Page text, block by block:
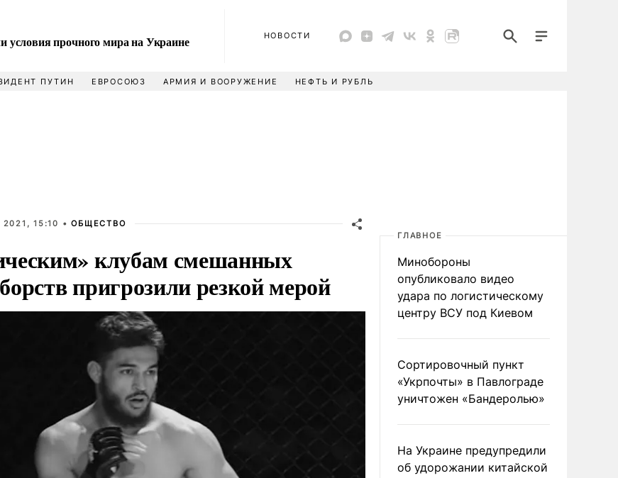
прочного мира на Украине НОВОСТИ
ПУТИН ЕВРОСОЮЗ АРМИЯ И ВООРУЖЕНИЕ НЕФТЬ И РУБЛЬ
2021, 15:10 •ОБЩЕСТВО
клубам смешанных
пригрозили резкой мерой
ГЛАВНОЕ
Минобороны
опубликовало видео
удара по логистическому
центру ВСУ под Киевом
Сортировочный пункт
«Укрпочты» в Павлограде
уничтожен «Бандеролью»
На Украине предупредили
об удорожании китайской